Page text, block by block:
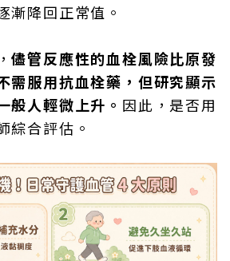
漸降回正常值。
儘管反應性的血栓風險比原發
需服用抗血栓藥，但研究顯示
般人輕微上升。 因此，是否用
綜合評估。